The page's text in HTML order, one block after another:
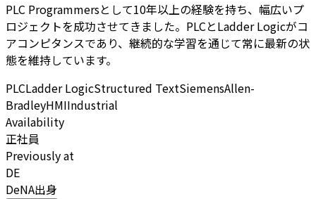
PLC Programmersとして10年以上の経験を持ち、幅広いプ
ロジェクトを成功させてきました。PLCとLadder Logicがコ
アコンピタンスであり、継続的な学習を通じて常に最新の状
態を維持しています。
PLCLadder LogicStructured TextSiemensAllen-
BradleyHMIIndustrial
Availability
正社員
Previously at
DE
DeNA出身